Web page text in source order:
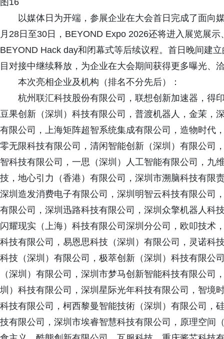
图16
以媒体日为开端，参展企业在大会首日完成了面向
月28日至30日，BEYOND Expo 2026还将进入展览展
BEYOND Hack day和闭幕式等后续议程。首日晚间建
目对接中继续释放，为企业在大会期间获得更多曝光、
本次亮相企业及机构（排名不分先后）：
杭州联汇科技股份有限公司，联想创新加速器，得
豆果创新（深圳）科技有限公司，普渡机器人，金茉，
有限公司，上海矩阵超智系统集成有限公司，造物时代
零无限科技有限公司，清闲智能创新（深圳）有限公司
智科技有限公司，一思（深圳）人工智能有限公司，九
技，地心引力（香港）有限公司，深圳市溯脑科技有限
深圳造发消费电子有限公司，深圳明智云科技有限公司
有限公司，深圳迅路科技有限公司，深圳众擎机器人科
闪耀现实（上海）科技有限公司深圳分公司，欧叩技术
科技有限公司，易恩思科技（深圳）有限公司，灵诺科
科技（深圳）有限公司，极萃创新（深圳）科技有限公
（深圳）有限公司，深圳市梦马创新智能科技有限公
圳）科技有限公司，深圳星际光年科技有限公司，智境
科技有限公司，柯西黎曼智能技術（深圳）有限公司，
技有限公司，深圳市埃睿智慧科技有限公司，原理空间